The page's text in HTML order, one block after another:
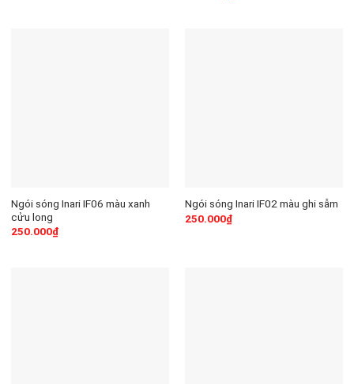
Ngói sóng Inari IF06 màu xanh
cửu long
250.000₫
Ngói sóng Inari IF02 màu ghi sẫm
250.000₫